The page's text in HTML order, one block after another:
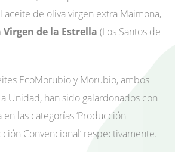
de oliva virgen extra Maimona,
de la Estrella (Los Santos de
EcoMorubio y Morubio, ambos
Unidad, han sido galardonados con
las categorías ‘Producción
Convencional’ respectivamente.